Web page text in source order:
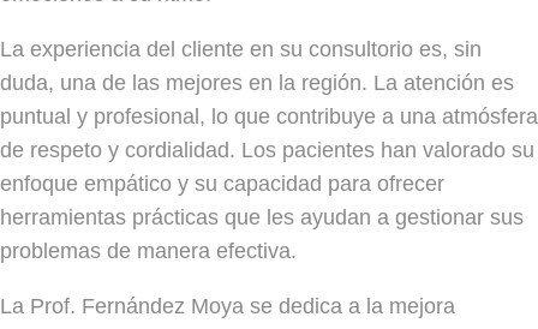
La experiencia del cliente en su consultorio es, sin
duda, una de las mejores en la región. La atención es
puntual y profesional, lo que contribuye a una atmósfera
de respeto y cordialidad. Los pacientes han valorado su
enfoque empático y su capacidad para ofrecer
herramientas prácticas que les ayudan a gestionar sus
problemas de manera efectiva.
La Prof. Fernández Moya se dedica a la mejora